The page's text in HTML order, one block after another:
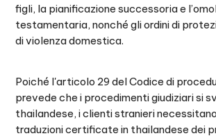
figli, la pianificazione successoria e
testamentaria, nonché gli ordini di
di violenza domestica.
Poiché l'articolo 29 del Codice di
prevede che i procedimenti giudiziari si
thailandese, i clienti stranieri
traduzioni certificate in thailandese dei